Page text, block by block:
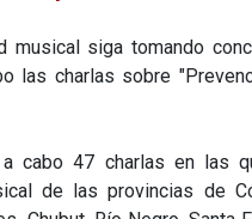
musical siga tomando
las charlas sobre
cabo 47 charlas en las
de las provincias de